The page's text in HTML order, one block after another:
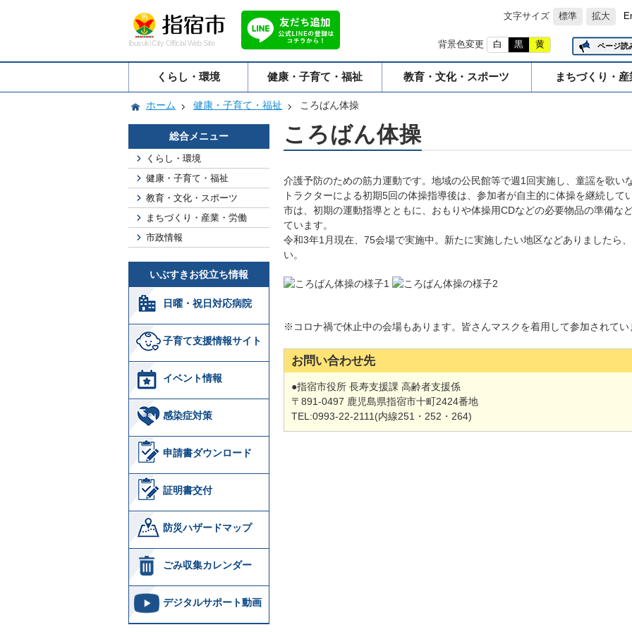
文字サイズ 標準 拡大
Ibusuki City Official Web Site 背景色変更 白 黒 黄 ページ読
くらし・環境 健康・子育て・福祉 教育・文化・スポーツ まちづくり・
ホーム 健康・子育て・福祉 ころばん体操
総合メニュー
くらし・環境
健康・子育て・福祉
教育・文化・スポーツ
まちづくり・産業・労働
市政情報
いぶすきお役立ち情報
日曜・祝日対応病院
子育て支援情報サイト
イベント情報
感染症対策
申請書ダウンロード
証明書交付
防災ハザードマップ
ごみ収集カレンダー
デジタルサポート動画
ころばん体操
介護予防のための筋力運動です。地域の公民館等で週1回実施し、童謡を歌い
トラクターによる初期5回の体操指導後は、参加者が自主的に体操を継続して
市は、初期の運動指導とともに、おもりや体操用CDなどの必要物品の準備な
ています。
令和3年1月現在、75会場で実施中。新たに実施したい地区などありましたら
い。
※コロナ禍で休止中の会場もあります。皆さんマスクを着用して参加されてい
お問い合わせ先
●指宿市役所 長寿支援課 高齢者支援係
〒891-0497 鹿児島県指宿市十町2424番地
TEL:0993-22-2111(内線251・252・264)